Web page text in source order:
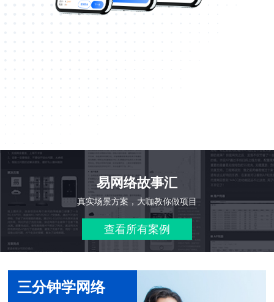
易网络故事汇
真实场景方案，大咖教你做项目
查看所有案例
三分钟学网络